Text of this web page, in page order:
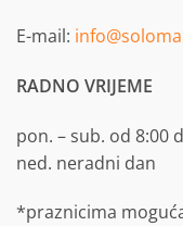
E-mail:
RADNO VRIJEME
pon. – sub. od 8:00
ned. neradni dan
*praznicima